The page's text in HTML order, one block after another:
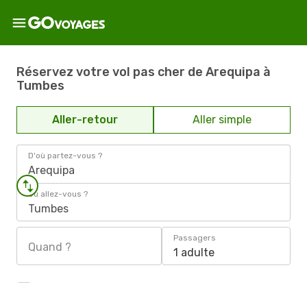
Réservez votre vol pas cher de Arequipa à
Tumbes
Aller-retour Aller simple
D'où partez-vous ?
Arequipa
Où allez-vous ?
Tumbes
Quand ?
Passagers
1 adulte